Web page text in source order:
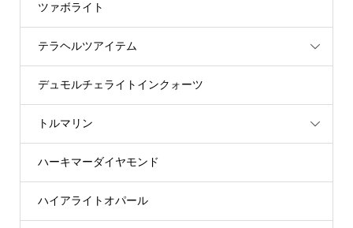
ツァボライト
テラヘルツアイテム
デュモルチェライトインクォーツ
トルマリン
ハーキマーダイヤモンド
ハイアライトオパール